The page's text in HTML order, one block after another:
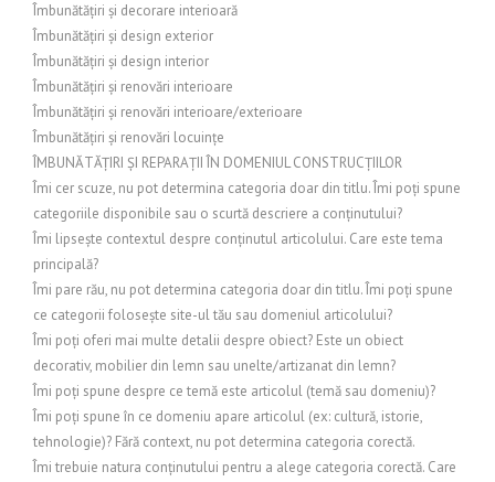
Îmbunătățiri și decorare interioară
Îmbunătățiri și design exterior
Îmbunătățiri și design interior
Îmbunătățiri și renovări interioare
Îmbunătățiri și renovări interioare/exterioare
Îmbunătățiri și renovări locuințe
ÎMBUNĂTĂȚIRI ȘI REPARAȚII ÎN DOMENIUL CONSTRUCȚIILOR
Îmi cer scuze, nu pot determina categoria doar din titlu. Îmi poți spune
categoriile disponibile sau o scurtă descriere a conținutului?
Îmi lipsește contextul despre conținutul articolului. Care este tema
principală?
Îmi pare rău, nu pot determina categoria doar din titlu. Îmi poți spune
ce categorii folosește site-ul tău sau domeniul articolului?
Îmi poți oferi mai multe detalii despre obiect? Este un obiect
decorativ, mobilier din lemn sau unelte/artizanat din lemn?
Îmi poți spune despre ce temă este articolul (temă sau domeniu)?
Îmi poți spune în ce domeniu apare articolul (ex: cultură, istorie,
tehnologie)? Fără context, nu pot determina categoria corectă.
Îmi trebuie natura conținutului pentru a alege categoria corectă. Care